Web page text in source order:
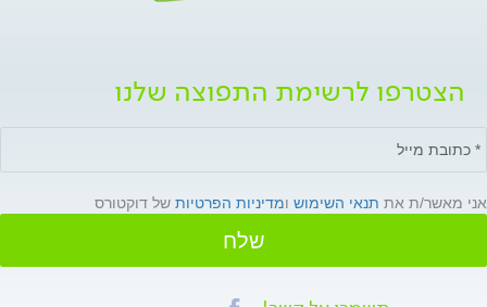
הצטרפו לרשימת התפוצה שלנו
אני מאשר/ת את תנאי השימוש ומדיניות הפרטיות של דוקטורס
שלח